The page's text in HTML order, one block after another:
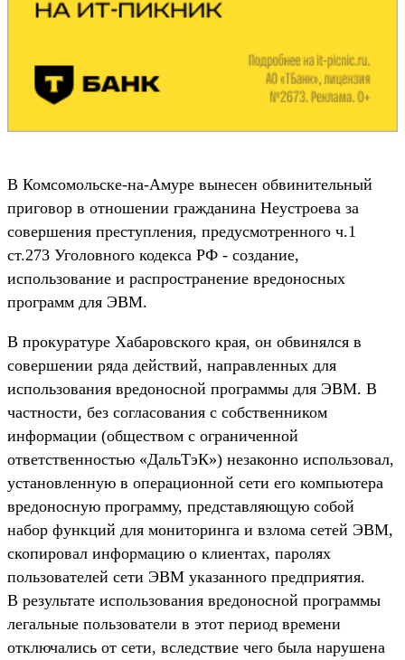
В Комсомольске-на-Амуре вынесен обвинительный
приговор в отношении гражданина Неустроева за
совершения преступления, предусмотренного ч.1
ст.273 Уголовного кодекса РФ - создание,
использование и распространение вредоносных
программ для ЭВМ.
В прокуратуре Хабаровского края, он обвинялся в
совершении ряда действий, направленных для
использования вредоносной программы для ЭВМ. В
частности, без согласования с собственником
информации (обществом с ограниченной
ответственностью «ДальТэК») незаконно использовал,
установленную в операционной сети его компьютера
вредоносную программу, представляющую собой
набор функций для мониторинга и взлома сетей ЭВМ,
скопировал информацию о клиентах, паролях
пользователей сети ЭВМ указанного предприятия.
В результате использования вредоносной программы
легальные пользователи в этот период времени
отключались от сети, вследствие чего была нарушена